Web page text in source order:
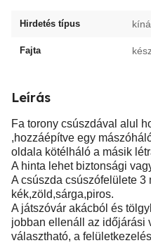
Hirdetés típus
Fajta
Leírás
Fa torony csúszdával alul
,hozzáépítve egy
oldala kötélháló a másik
A hinta lehet biztonsági
A csúszda csúszófelülete 3
kék,zöld,sárga,piros.
A játszóvár akácból és
jobban ellenáll az időjárási
választható, a